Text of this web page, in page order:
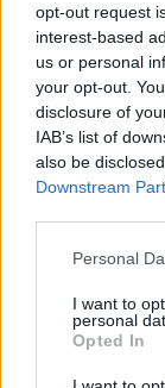
opt-out request
interest-based
us or personal
your opt-out.
disclosure of
IAB’s list of
also be
Downstream
Please note
not limited to
grant or deny
use your data
consent section.
Personal
I want to
personal
Opted In
További